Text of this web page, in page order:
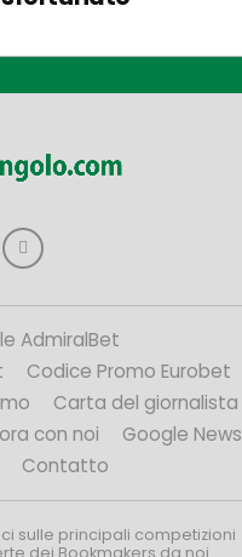
AdmiralBet
Codice Promo Eurobet
Carta del giornalista
con noi
Google News
Contatto
sulle principali competizioni
dei Bookmakers da noi